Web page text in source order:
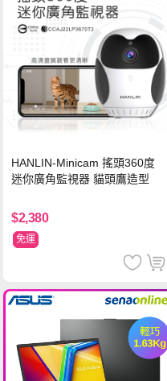
HANLIN-Minicam 搖頭360度
迷你廣角監視器 貓頭鷹造型
$2,380
免運